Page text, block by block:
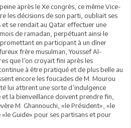
après le Xe congrès, ce même Vice-
les décisions de son parti, oubliait ses
se rendait au Qatar effectuer une
de ramadan, perpétuant ainsi le
en participant à un dîner
frère musulman, Youssef Al-
que l’on croyait fini après les
à être pratiqué et de plus belle au
encore les foucades de M. Mourou
lui attirent une sorte d’indulgence
la bienveillance doivent prendre fin,
M. Ghannouchi, «le Président», «le
Guide» pour ses partisans et pour